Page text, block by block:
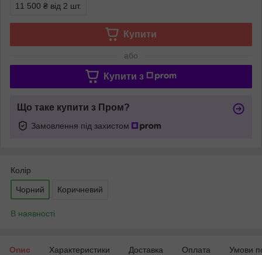
11 500 ₴ від 2 шт.
Купити
або
Купити з
Що таке купити з Пром?
Замовлення під захистом
Колір
Чорний Коричневий
В наявності
Опис Характеристики Доставка Оплата Умови